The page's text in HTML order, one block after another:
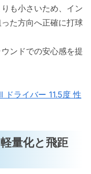
ー評価とおすす
特徴とユーザ
確認すべきポ
とは？
トとは？
も小さいため、イン
た方向へ正確に打球
ンドでの安心感を提
ドライバー 11.5度 性
量化と飛距